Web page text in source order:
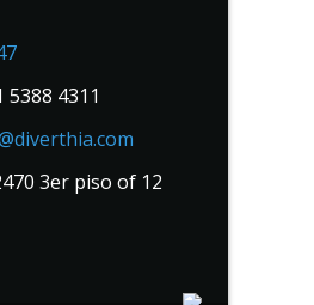
4311
3er piso of 12